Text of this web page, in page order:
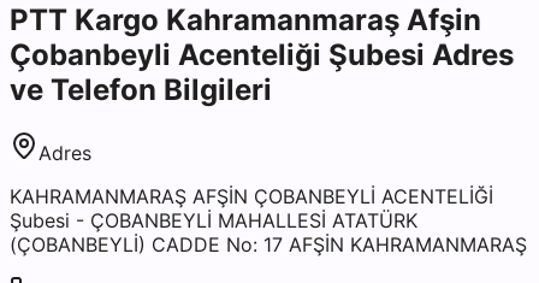
PTT Kargo Kahramanmaraş Afşin
Çobanbeyli Acenteliği Şubesi Adres
ve Telefon Bilgileri
Adres
KAHRAMANMARAŞ AFŞİN ÇOBANBEYLİ ACENTELİĞİ
Şubesi - ÇOBANBEYLİ MAHALLESİ ATATÜRK
(ÇOBANBEYLİ) CADDE No: 17 AFŞİN KAHRAMANMARAŞ